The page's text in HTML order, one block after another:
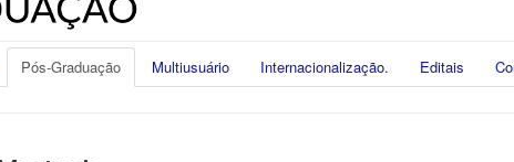
Pós-Graduação Multiusuário Internacionalização. Editais